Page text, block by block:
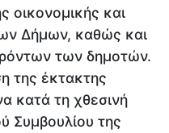
οικονομικής και
Δήμων, καθώς και
των δημοτών.
της έκτακτης
κατά τη χθεσινή
Συμβουλίου της